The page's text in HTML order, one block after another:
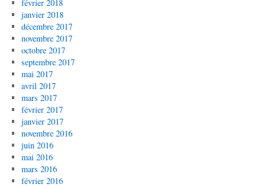
février 2018
janvier 2018
décembre 2017
novembre 2017
octobre 2017
septembre 2017
mai 2017
avril 2017
mars 2017
février 2017
janvier 2017
novembre 2016
juin 2016
mai 2016
mars 2016
février 2016